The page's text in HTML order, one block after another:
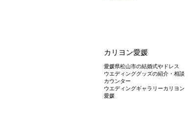
カリヨン愛媛
愛媛県松山市の結婚式やドレス
ウエディンググッズの紹介・相談
カウンター
ウエディングギャラリーカリヨン
愛媛